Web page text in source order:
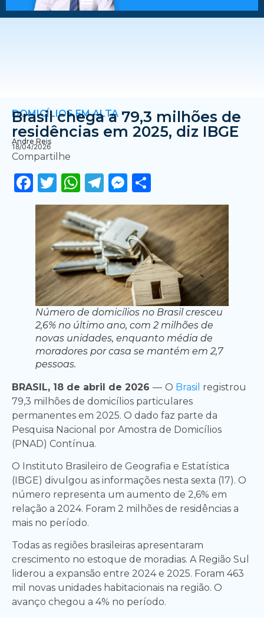
DOMICÍLIOS EM ALTA
Brasil chega a 79,3 milhões de
residências em 2025, diz IBGE
Andre Reis
18/04/2026
Compartilhe
Facebook
Twitter
WhatsApp
Telegram
Messenger
Número de domicílios no Brasil cresceu
2,6% no último ano, com 2 milhões de
novas unidades, enquanto média de
moradores por casa se mantém em 2,7
pessoas.
BRASIL, 18 de abril de 2026 — O Brasil registrou
79,3 milhões de domicílios particulares
permanentes em 2025. O dado faz parte da
Pesquisa Nacional por Amostra de Domicílios
(PNAD) Contínua.
O Instituto Brasileiro de Geografia e Estatística
(IBGE) divulgou as informações nesta sexta (17). O
número representa um aumento de 2,6% em
relação a 2024. Foram 2 milhões de residências a
mais no período.
Todas as regiões brasileiras apresentaram
crescimento no estoque de moradias. A Região Sul
liderou a expansão entre 2024 e 2025. Foram 463
mil novas unidades habitacionais na região. O
avanço chegou a 4% no período.